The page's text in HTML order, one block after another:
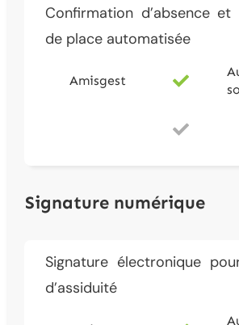
Confirmation d’absence
de place automatisée
Amisgest
Signature numérique
Signature électronique
d’assiduité